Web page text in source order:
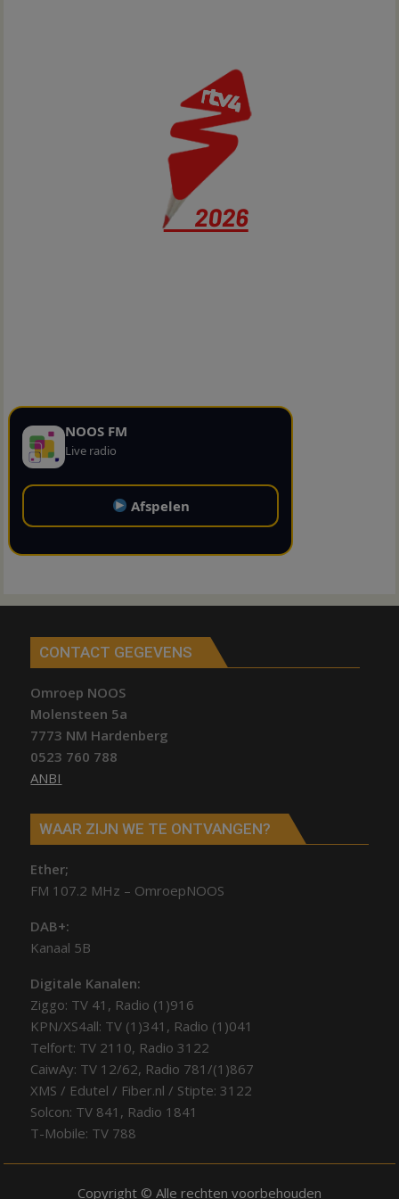
NOOS FM
Live radio
Afspelen
CONTACT GEGEVENS
Omroep NOOS
Molensteen 5a
7773 NM Hardenberg
0523 760 788
ANBI
WAAR ZIJN WE TE ONTVANGEN?
Ether;
FM 107.2 MHz – OmroepNOOS
DAB+:
Kanaal 5B
Digitale Kanalen:
Ziggo: TV 41, Radio (1)916
KPN/XS4all: TV (1)341, Radio (1)041
Telfort: TV 2110, Radio 3122
CaiwAy: TV 12/62, Radio 781/(1)867
XMS / Edutel / Fiber.nl / Stipte: 3122
Solcon: TV 841, Radio 1841
T-Mobile: TV 788
Copyright © Alle rechten voorbehouden